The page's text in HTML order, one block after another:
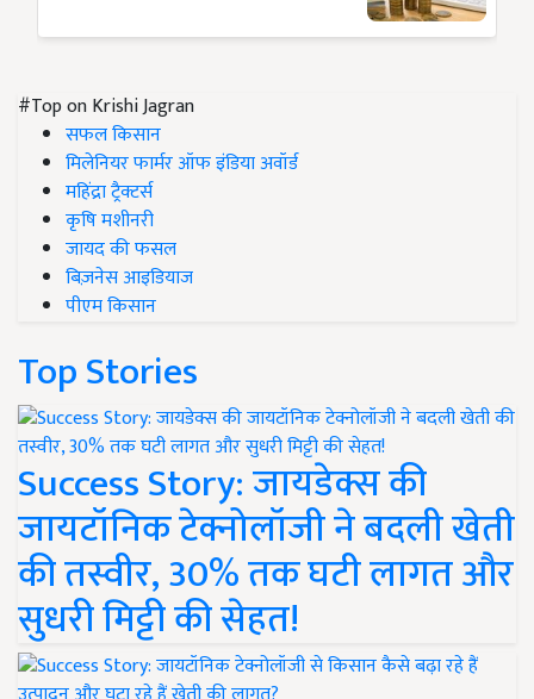
#Top on Krishi Jagran
सफल किसान
मिलेनियर फार्मर ऑफ इंडिया अवॉर्ड
महिंद्रा ट्रैक्टर्स
कृषि मशीनरी
जायद की फसल
बिज़नेस आइडियाज
पीएम किसान
Top Stories
Success Story: जायडेक्स की
जायटॉनिक टेक्नोलॉजी ने बदली खेती
की तस्वीर, 30% तक घटी लागत और
सुधरी मिट्टी की सेहत!